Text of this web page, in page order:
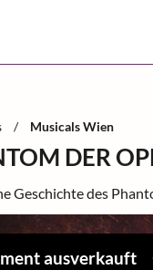
/ Musicals Wien
DER
Geschichte des
ausverkauft